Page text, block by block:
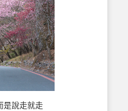
是說走就走